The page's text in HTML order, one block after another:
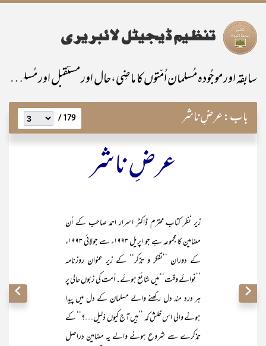
سابقہ اور موجُودہ مُسلمان اُمّتوں کا ماضِی،حال اور مستقبل اور مُسلمانانِ پاکستان کی خصوصی ذمّہ داری
باب:عرضِ ناشر 179 /
عرضِ ناشر
زیر نظر کتاب محترم ڈاکٹر اسرار احمد صاحب کے اُن
مضامین کا مجموعہ ہے جو اپریل ۱۹۹۳ء سے جولائی ۱۹۹۳ء
کے دوران ’’تفکر و تذکر‘‘ کے زیر عنوان روزنامہ
’’نوائے وقت‘‘ میں شائع ہوئے۔ اُمت کی زبوں حالی پر
ہر درد مند دل رکھنے والے مسلمان کے دل میں پیدا
ہونے والی اس خلش کہ ’’ہیں آج کیوں ذلیل…؟‘‘ کے
تذکرے سے شروع ہونے والے یہ مضامین دراصل